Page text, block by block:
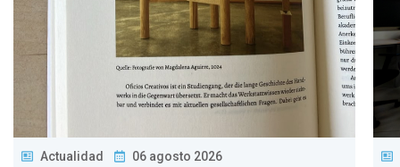
Actualidad 06 agosto 2026